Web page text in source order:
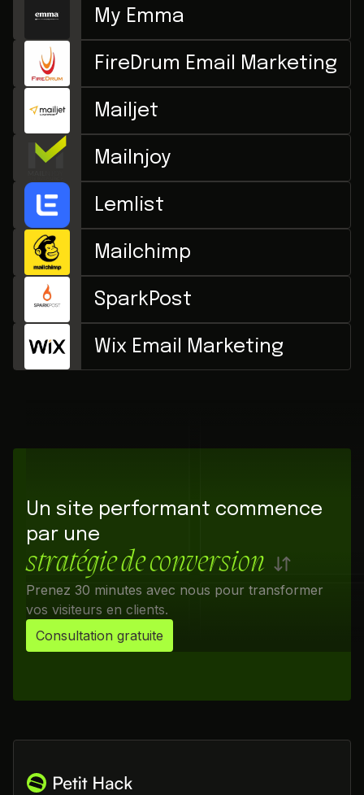
My Emma
FireDrum Email Marketing
Mailjet
Mailnjoy
Lemlist
Mailchimp
SparkPost
Wix Email Marketing
Un site performant commence
par une
stratégie de conversion
Prenez 30 minutes avec nous pour transformer
vos visiteurs en clients.
Consultation gratuite